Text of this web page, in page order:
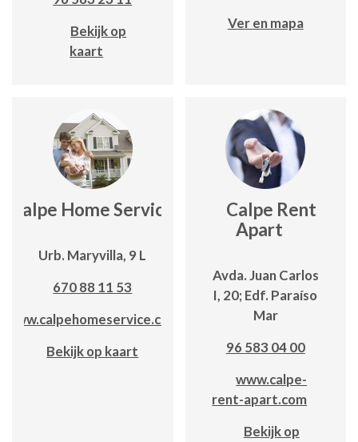
Bekijk op
kaart
Ver en mapa
Calpe Home Service
Urb. Maryvilla, 9 L
670 88 11 53
www.calpehomeservice.com
Bekijk op kaart
Calpe Rent
Apart
Avda. Juan Carlos
I, 20; Edf. Paraíso
Mar
96 583 04 00
www.calpe-
rent-apart.com
Bekijk op